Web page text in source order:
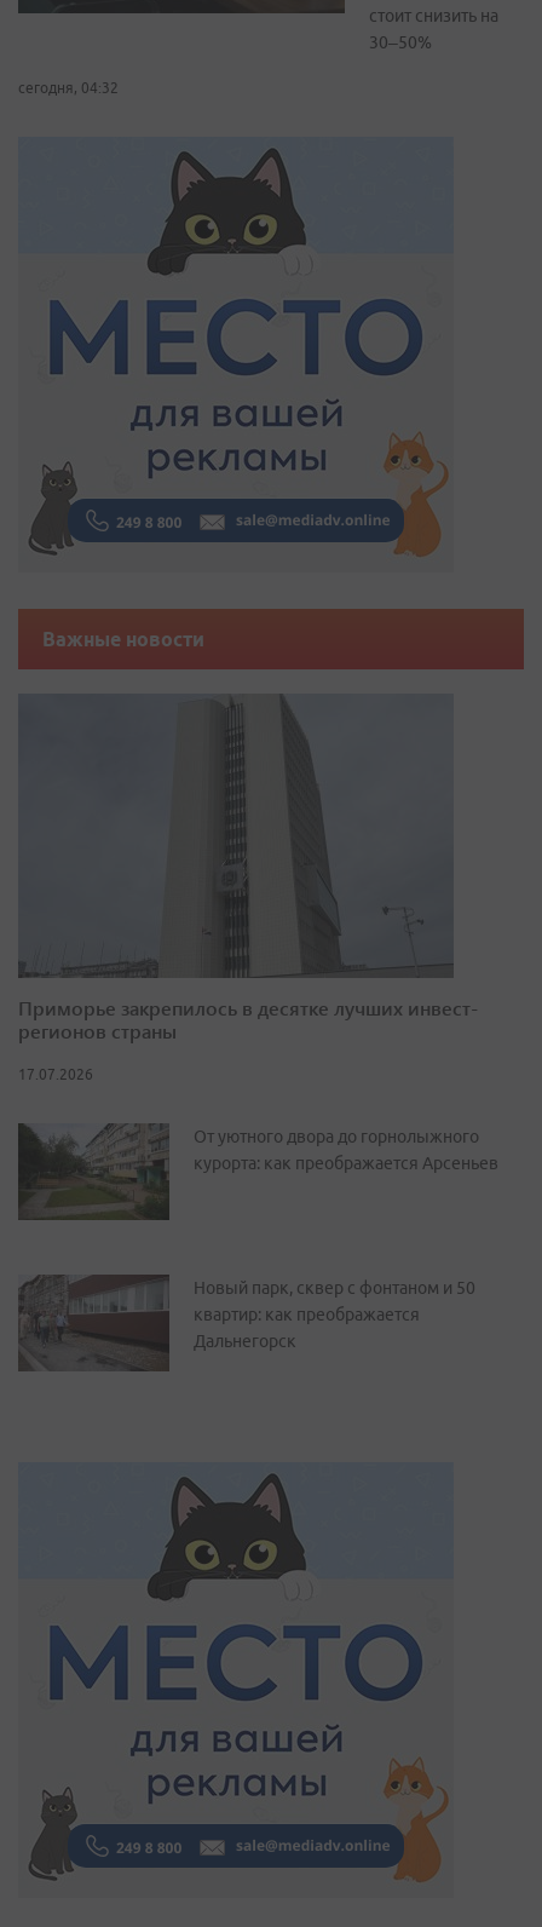
стоит снизить на
30–50%
сегодня, 04:32
Важные новости
Приморье закрепилось в десятке лучших инвест-
регионов страны
17.07.2026
От уютного двора до горнолыжного
курорта: как преображается Арсеньев
Новый парк, сквер с фонтаном и 50
квартир: как преображается
Дальнегорск